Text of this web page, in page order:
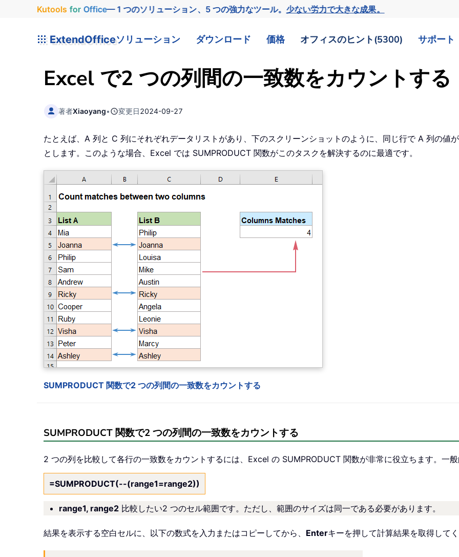
Kutools for Office— 1 つのソリューション、5 つの強力なツール。少ない労力で大きな成果。
ExtendOfficeソリューション ダウンロード 価格 オフィスのヒント(5300) サポート
Excel で2 つの列間の一致数をカウントする
著者Xiaoyang• 変更日2024-09-27
たとえば、A 列と C 列にそれぞれデータリストがあり、下のスクリーンショットのように、同じ行で A 列の値
とします。このような場合、Excel では SUMPRODUCT 関数がこのタスクを解決するのに最適です。
SUMPRODUCT 関数で2 つの列間の一致数をカウントする
SUMPRODUCT 関数で2 つの列間の一致数をカウントする
2 つの列を比較して各行の一致数をカウントするには、Excel の SUMPRODUCT 関数が非常に役立ちます。一般
=SUMPRODUCT(--(range1=range2))
range1, range2 比較したい2 つのセル範囲です。ただし、範囲のサイズは同一である必要があります。
結果を表示する空白セルに、以下の数式を入力またはコピーしてから、 Enterキーを押して計算結果を取得して